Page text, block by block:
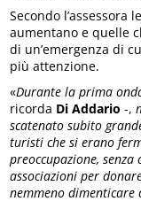
Secondo l’assessora
aumentano e quelle
di un’emergenza di
più attenzione.
«Durante la prima
ricorda Di Addario -,
scatenato subito
turisti che si erano
preoccupazione,
associazioni per
nemmeno dimenticare